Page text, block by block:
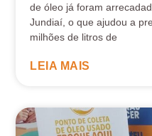
de óleo já foram
Jundiaí, o que ajudou a
milhões de litros de
LEIA MAIS